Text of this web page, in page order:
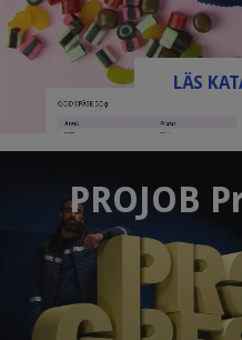
LÄS
PROJOB